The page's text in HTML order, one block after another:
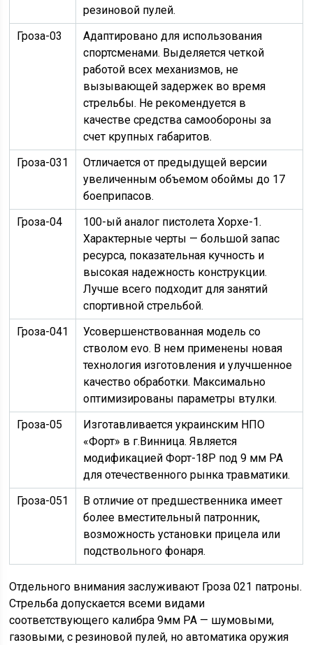
резиновой пулей.
Гроза-03
Адаптировано для использования
спортсменами. Выделяется четкой
работой всех механизмов, не
вызывающей задержек во время
стрельбы. Не рекомендуется в
качестве средства самообороны за
счет крупных габаритов.
Гроза-031
Отличается от предыдущей версии
увеличенным объемом обоймы до 17
боеприпасов.
Гроза-04
100-ый аналог пистолета Хорхе-1.
Характерные черты — большой запас
ресурса, показательная кучность и
высокая надежность конструкции.
Лучше всего подходит для занятий
спортивной стрельбой.
Гроза-041
Усовершенствованная модель со
стволом evo. В нем применены новая
технология изготовления и улучшенное
качество обработки. Максимально
оптимизированы параметры втулки.
Гроза-05
Изготавливается украинским НПО
«Форт» в г.Винница. Является
модификацией Форт-18Р под 9 мм РА
для отечественного рынка травматики.
Гроза-051
В отличие от предшественника имеет
более вместительный патронник,
возможность установки прицела или
подствольного фонаря.
Отдельного внимания заслуживают Гроза 021 патроны.
Стрельба допускается всеми видами
соответствующего калибра 9мм РА — шумовыми,
газовыми, с резиновой пулей, но автоматика оружия